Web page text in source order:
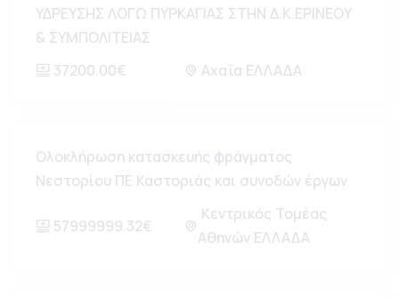
ΥΔΡΕΥΣΗΣ ΛΟΓΩ ΠΥΡΚΑΓΙΑΣ ΣΤΗΝ Δ.Κ.ΕΡΙΝΕΟΥ
& ΣΥΜΠΟΛΙΤΕΙΑΣ
37200.00€
Αχαΐα ΕΛΛΑΔΑ
Ολοκλήρωση κατασκευής φράγματος
Νεστορίου ΠΕ Καστοριάς και συνοδών έργων
57999999.32€
Κεντρικός Τομέας
Αθηνών ΕΛΛΑΔΑ